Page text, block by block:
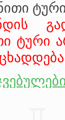
ტური